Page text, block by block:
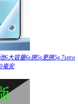
6大容量6s换5s更换5g 7spro
毫安